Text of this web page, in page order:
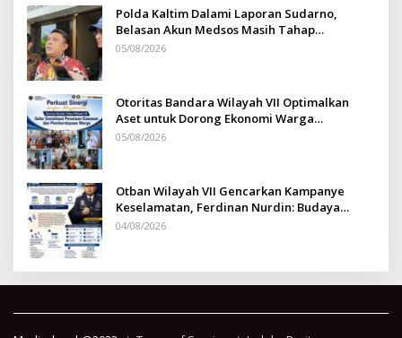
Polda Kaltim Dalami Laporan Sudarno,
Belasan Akun Medsos Masih Tahap
Penyelidikan
05/08/2026
Otoritas Bandara Wilayah VII Optimalkan
Aset untuk Dorong Ekonomi Warga
Sepinggan
05/08/2026
Otban Wilayah VII Gencarkan Kampanye
Keselamatan, Ferdinan Nurdin: Budaya
Safety Harus Jadi Komitmen Bersama
04/08/2026